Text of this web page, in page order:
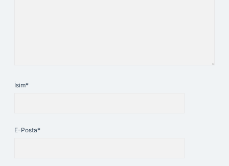
İsim*
E-Posta*